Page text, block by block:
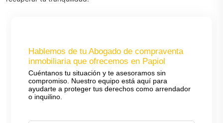
Hablemos de tu Abogado de compraventa
inmobiliaria que ofrecemos en Papiol
Cuéntanos tu situación y te asesoramos sin
compromiso. Nuestro equipo está aquí para
ayudarte a proteger tus derechos como arrendador
o inquilino.